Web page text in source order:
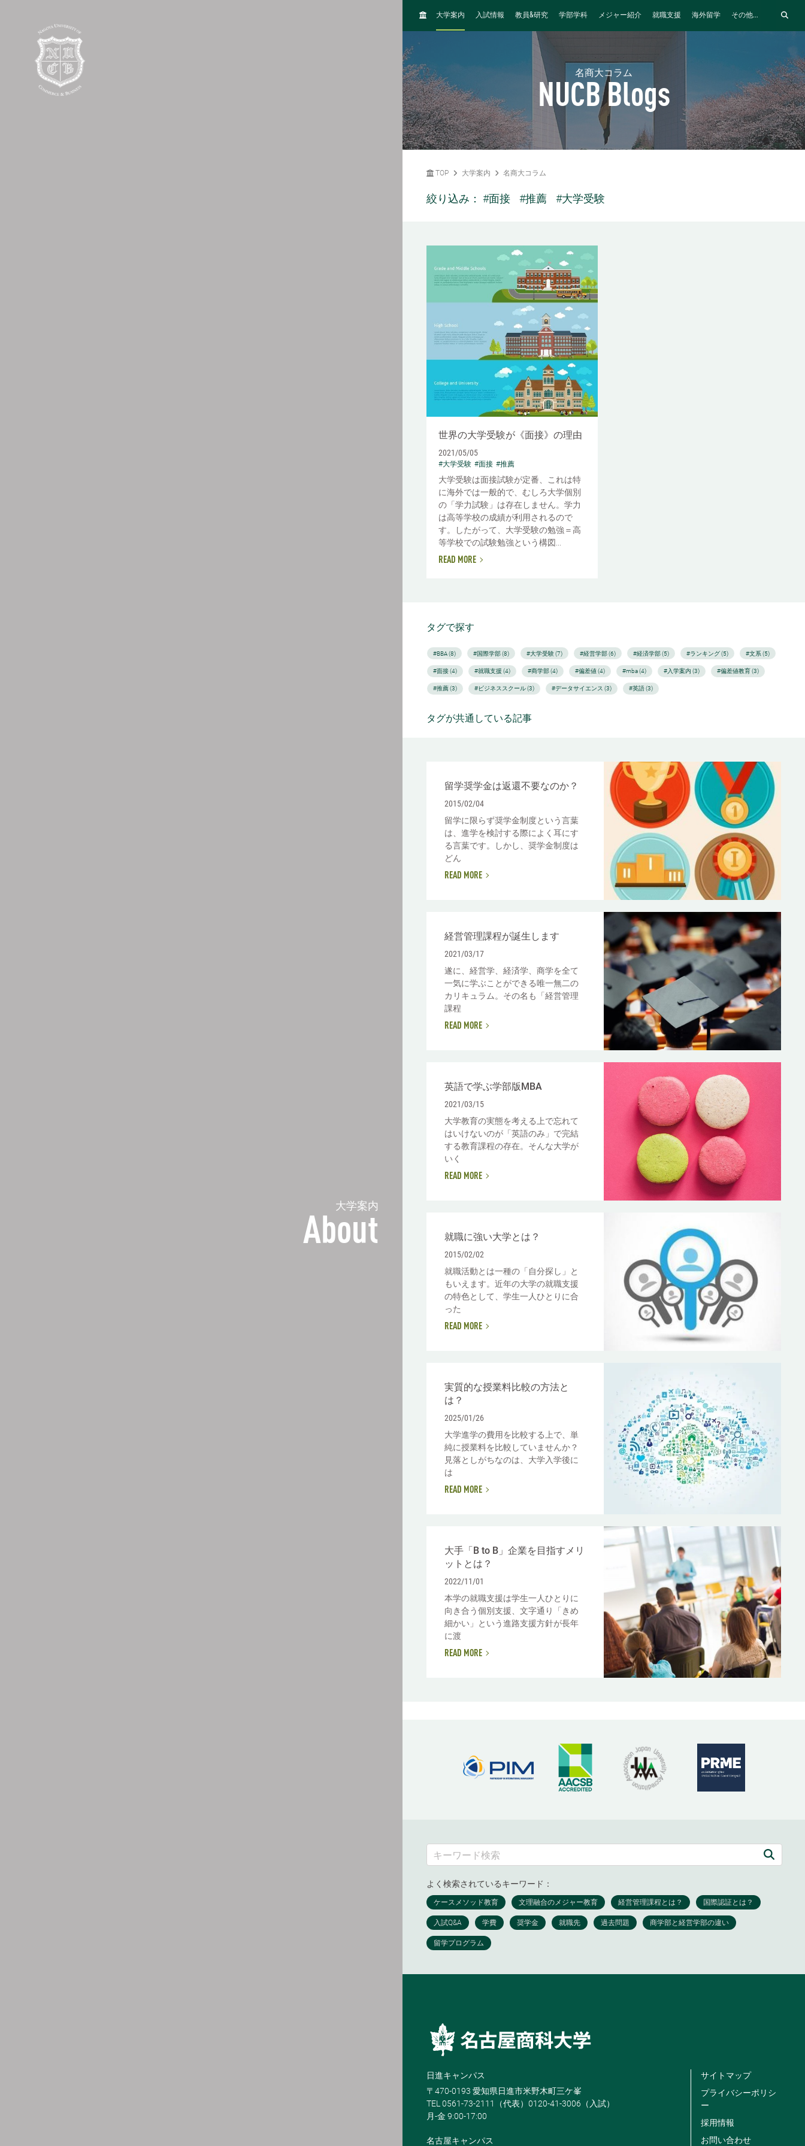
大学案内
About
H
大学案内 入試情報 教員&研究 学部学科 メジャー紹介 就職支援 海外留学 その他...
名商大コラム
NUCB Blogs
TOP 大学案内 名商大コラム
絞り込み： #面接 #推薦 #大学受験
世界の大学受験が《面接》の理由
2021/05/05
#大学受験 #面接 #推薦
大学受験は面接試験が定番、これは特
に海外では一般的で、むしろ大学個別
の「学力試験」は存在しません。学力
は高等学校の成績が利用されるので
す。したがって、大学受験の勉強＝高
等学校での試験勉強という構図...
READ MORE
タグで探す
#BBA (8) #国際学部 (8) #大学受験 (7) #経営学部 (6) #経済学部 (5) #ランキング (5) #文系 (5)
#面接 (4) #就職支援 (4) #商学部 (4) #偏差値 (4) #mba (4) #入学案内 (3) #偏差値教育 (3)
#推薦 (3) #ビジネススクール (3) #データサイエンス (3) #英語 (3)
タグが共通している記事
留学奨学金は返還不要なのか？
2015/02/04
留学に限らず奨学金制度という言葉
は、進学を検討する際によく耳にす
る言葉です。しかし、奨学金制度は
どん
READ MORE
経営管理課程が誕生します
2021/03/17
遂に、経営学、経済学、商学を全て
一気に学ぶことができる唯一無二の
カリキュラム。その名も「経営管理
課程
READ MORE
英語で学ぶ学部版MBA
2021/03/15
大学教育の実態を考える上で忘れて
はいけないのが「英語のみ」で完結
する教育課程の存在。そんな大学が
いく
READ MORE
就職に強い大学とは？
2015/02/02
就職活動とは一種の「自分探し」と
もいえます。近年の大学の就職支援
の特色として、学生一人ひとりに合
った
READ MORE
実質的な授業料比較の方法と
は？
2025/01/26
大学進学の費用を比較する上で、単
純に授業料を比較していませんか？
見落としがちなのは、大学入学後に
は
READ MORE
大手「B to B」企業を目指すメリ
ットとは？
2022/11/01
本学の就職支援は学生一人ひとりに
向き合う個別支援、文字通り「きめ
細かい」という進路支援方針が長年
に渡
READ MORE
よく検索されているキーワード：
日進キャンパス
〒470-0193 愛知県日進市米野木町三ケ峯
TEL 0561-73-2111（代表）0120-41-3006（入試）
月-金 9:00-17:00
名古屋キャンパス
サイトマップ
プライバシーポリシ
ー
採用情報
お問い合わせ